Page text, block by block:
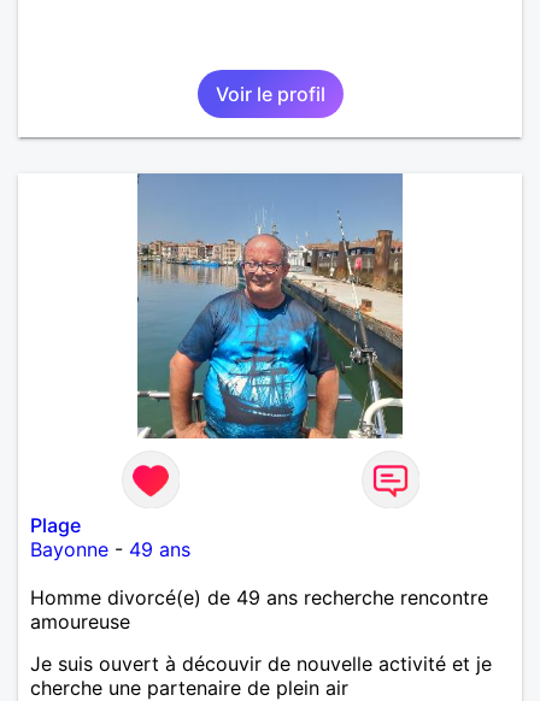
Voir le profil
Plage
Bayonne - 49 ans
Homme divorcé(e) de 49 ans recherche rencontre
amoureuse
Je suis ouvert à découvir de nouvelle activité et je
cherche une partenaire de plein air